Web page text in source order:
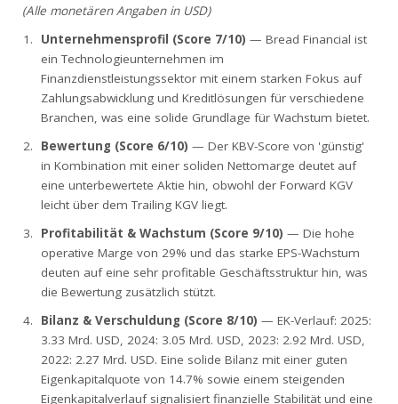
(Alle monetären Angaben in USD)
Unternehmensprofil (Score 7/10) — Bread Financial ist
ein Technologieunternehmen im
Finanzdienstleistungssektor mit einem starken Fokus auf
Zahlungsabwicklung und Kreditlösungen für verschiedene
Branchen, was eine solide Grundlage für Wachstum bietet.
Bewertung (Score 6/10) — Der KBV-Score von 'günstig'
in Kombination mit einer soliden Nettomarge deutet auf
eine unterbewertete Aktie hin, obwohl der Forward KGV
leicht über dem Trailing KGV liegt.
Profitabilität & Wachstum (Score 9/10) — Die hohe
operative Marge von 29% und das starke EPS-Wachstum
deuten auf eine sehr profitable Geschäftsstruktur hin, was
die Bewertung zusätzlich stützt.
Bilanz & Verschuldung (Score 8/10) — EK-Verlauf: 2025:
3.33 Mrd. USD, 2024: 3.05 Mrd. USD, 2023: 2.92 Mrd. USD,
2022: 2.27 Mrd. USD. Eine solide Bilanz mit einer guten
Eigenkapitalquote von 14.7% sowie einem steigenden
Eigenkapitalverlauf signalisiert finanzielle Stabilität und eine